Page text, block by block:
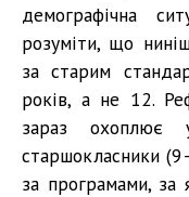
демографічна
розуміти, що
за старим
років, а не 12.
зараз охоплює
старшокласники
за програмами, за